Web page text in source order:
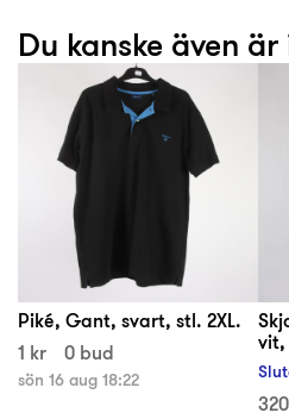
Du kanske även
Piké, Gant, svart, stl. 2XL.
1 kr
0 bud
sön 16 aug 18:22
vit,